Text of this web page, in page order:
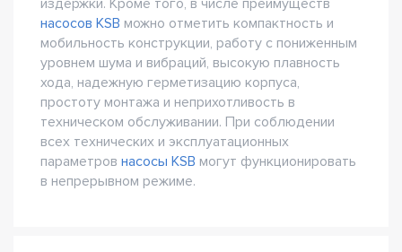
насосов KSB можно отметить компактность и
мобильность конструкции, работу с пониженным
уровнем шума и вибраций, высокую плавность
хода, надежную герметизацию корпуса,
простоту монтажа и неприхотливость в
техническом обслуживании. При соблюдении
всех технических и эксплуатационных
параметров насосы KSB могут функционировать
в непрерывном режиме.